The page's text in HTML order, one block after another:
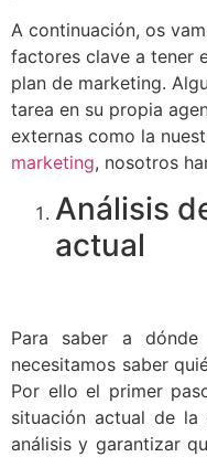
A continuación, os
factores clave a tener
plan de marketing.
tarea en su propia
externas como la
marketing, nosotros
Análisis
actual
Para saber a dónde
necesitamos saber
Por ello el primer
situación actual de la
análisis y garantizar